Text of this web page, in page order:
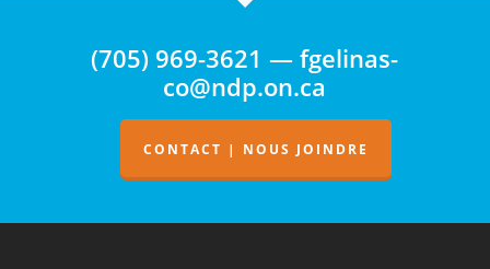
(705) 969-3621 — fgelinas-
co@ndp.on.ca
CONTACT | NOUS JOINDRE